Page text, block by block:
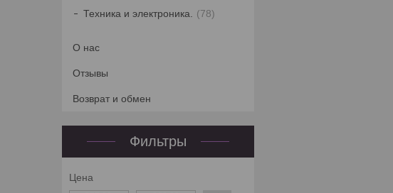
Техника и электроника. 78
О нас
Отзывы
Возврат и обмен
Фильтры
Цена